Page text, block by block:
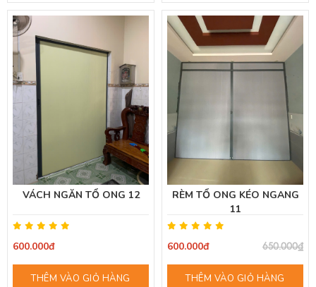
VÁCH NGĂN TỔ ONG 12
600.000đ
THÊM VÀO GIỎ HÀNG
RÈM TỔ ONG KÉO NGANG
11
600.000đ 650.000₫
THÊM VÀO GIỎ HÀNG